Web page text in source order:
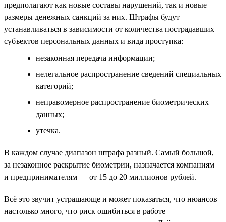
предполагают как новые составы нарушений, так и новые
размеры денежных санкций за них. Штрафы будут
устанавливаться в зависимости от количества пострадавших
субъектов персональных данных и вида проступка:
незаконная передача информации;
нелегальное распространение сведений специальных
категорий;
неправомерное распространение биометрических
данных;
утечка.
В каждом случае диапазон штрафа разный. Самый большой,
за незаконное раскрытие биометрии, назначается компаниям
и предпринимателям — от 15 до 20 миллионов рублей.
Всё это звучит устрашающе и может показаться, что нюансов
настолько много, что риск ошибиться в работе